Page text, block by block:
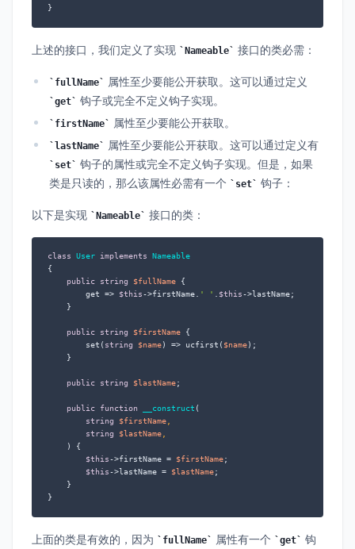
}
上述的接口，我们定义了实现 Nameable 接口的类必需：
fullName 属性至少要能公开获取。这可以通过定义
get 钩子或完全不定义钩子实现。
firstName 属性至少要能公开获取。
lastName 属性至少要能公开获取。这可以通过定义有
set
钩子的属性或完全不定义钩子实现。但是，如果
类是只读的，那么该属性必需有一个
set 钩子：
以下是实现 Nameable 接口的类：
class User implements
Nameable
{
public
string $fullName {
        get =>
$this->firstName. ' ' . $this->lastName;
    }
public string $firstName {
        set(
string $name) => ucfirst( $name);
    }
public string $lastName;
public function __construct (
string
$firstName,
string
$lastName,
)
{
$this->firstName = $firstName;
$this->lastName = $lastName;
    }
}
上面的类是有效的，因为 fullName 属性有一个 get
钩